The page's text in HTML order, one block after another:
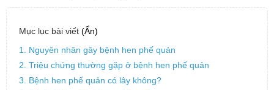
Mục lục bài viết (Ẩn)
1. Nguyên nhân gây bệnh hen phế quản
2. Triệu chứng thường gặp ở bệnh hen phế quản
3. Bệnh hen phế quản có lây không?